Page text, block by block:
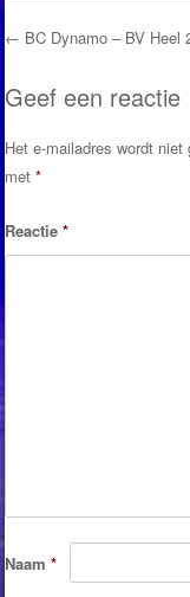
Post
← BC Dynamo – BV Heel
Geef een reactie
Het e-mailadres wordt niet
met*
Reactie*
Naam*